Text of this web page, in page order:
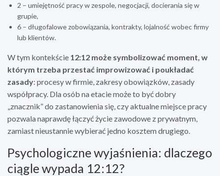
2 – umiejętność pracy w zespole, negocjacji, docierania się w
grupie,
6 – długofalowe zobowiązania, kontrakty, lojalność wobec firmy
lub klientów.
W tym kontekście 12:12 może symbolizować moment, w
którym trzeba przestać improwizować i poukładać
zasady: procesy w firmie, zakresy obowiązków, zasady
współpracy. Dla osób na etacie może to być dobry
„znacznik” do zastanowienia się, czy aktualne miejsce pracy
pozwala naprawdę łączyć życie zawodowe z prywatnym,
zamiast nieustannie wybierać jedno kosztem drugiego.
Psychologiczne wyjaśnienia: dlaczego
ciągle wypada 12:12?